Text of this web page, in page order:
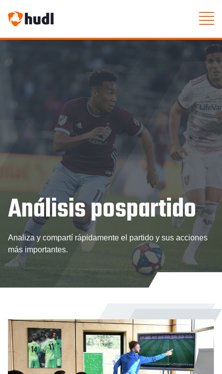
Análisis pospartido
Analiza y compartí rápidamente el partido y sus acciones
más importantes.